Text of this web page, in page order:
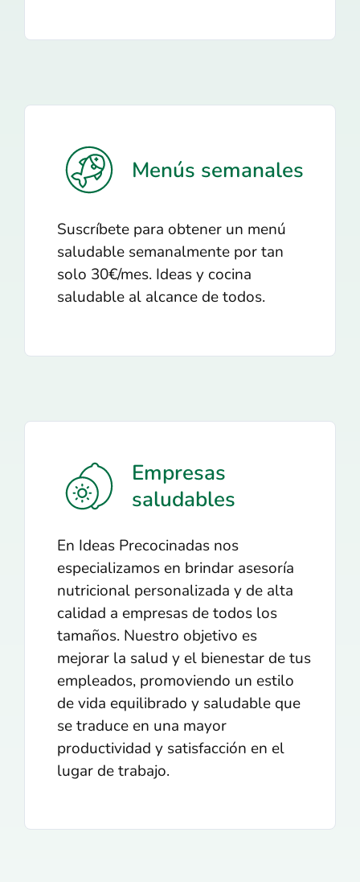
Menús semanales
Suscríbete para obtener un menú
saludable semanalmente por tan
solo 30€/mes. Ideas y cocina
saludable al alcance de todos.
Empresas
saludables
En Ideas Precocinadas nos
especializamos en brindar asesoría
nutricional personalizada y de alta
calidad a empresas de todos los
tamaños. Nuestro objetivo es
mejorar la salud y el bienestar de tus
empleados, promoviendo un estilo
de vida equilibrado y saludable que
se traduce en una mayor
productividad y satisfacción en el
lugar de trabajo.